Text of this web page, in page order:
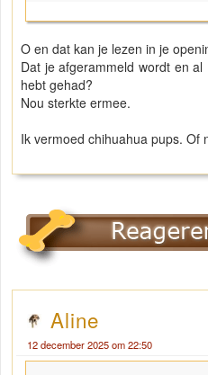
O en dat kan je lezen in je
Dat je afgerammeld wordt en
hebt gehad?
Nou sterkte ermee.
Ik vermoed chihuahua pups. Of
Aline
12 december 2025 om 22:50